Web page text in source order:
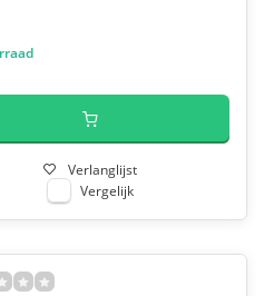
Verlanglijst
Vergelijk